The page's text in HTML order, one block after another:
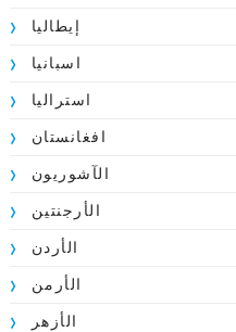
إيطاليا
اسبانيا
استراليا
افغانستان
الآشوريون
الأرجنتين
الأردن
الأرمن
الأزهر